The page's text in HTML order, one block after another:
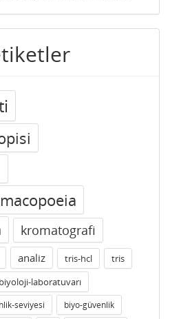
kromatografi
analiz tris-hcl
tris
laboratuvarı
seviyesi
biyo-güvenlik